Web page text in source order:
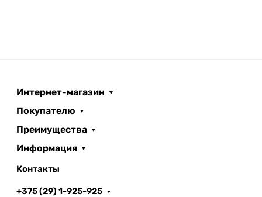
Интернет-магазин
Покупателю
Преимущества
Информация
Контакты
+375 (29) 1-925-925